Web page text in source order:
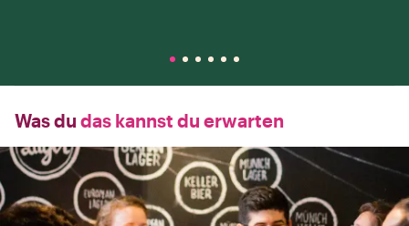
Was du das kannst du erwarten